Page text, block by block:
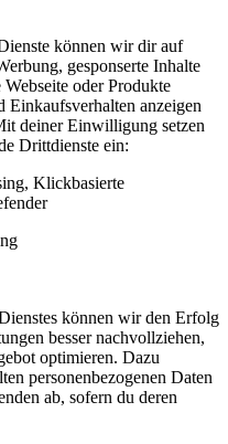
können wir dir auf
gesponserte Inhalte
oder Produkte
Einkaufsverhalten anzeigen
deiner Einwilligung setzen
Drittdienste ein:
Klickbasierte
können wir den Erfolg
besser nachvollziehen,
optimieren. Dazu
personenbezogenen Daten
ab, sofern du deren